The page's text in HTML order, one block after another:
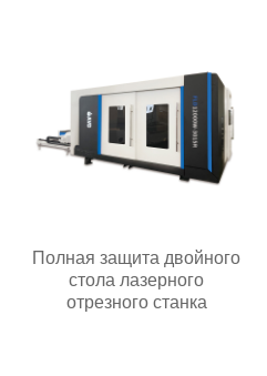
Полная защита двойного
стола лазерного
отрезного станка